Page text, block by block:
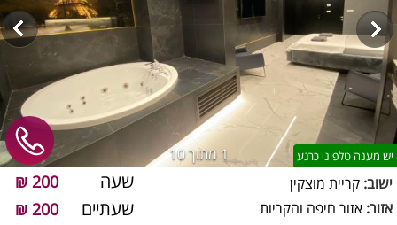
1מתוך 10 יש מענה טלפוני כרגע
שעה 200 ₪
שעתיים 200 ₪
ישוב: קריית מוצקין
אזור: אזור חיפה והקריות